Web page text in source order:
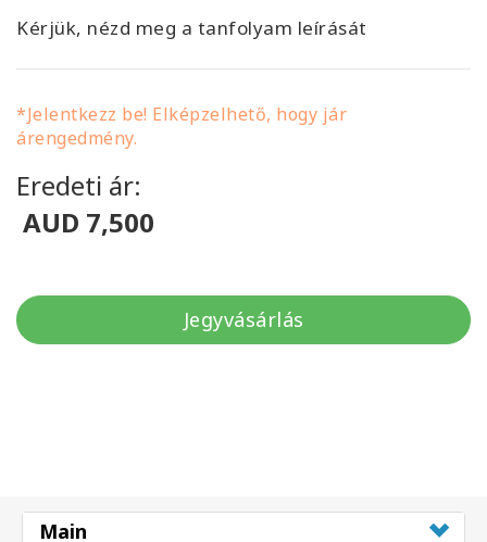
Kérjük, nézd meg a tanfolyam leírását
*Jelentkezz be! Elképzelhető, hogy jár
árengedmény.
Eredeti ár:
AUD 7,500
Jegyvásárlás
Main